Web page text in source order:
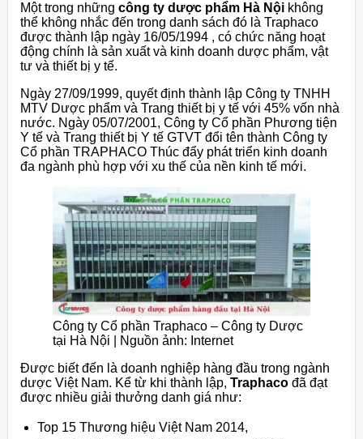
Một trong những công ty dược phẩm Hà Nội không
thể không nhắc đến trong danh sách đó là Traphaco
được thành lập ngày 16/05/1994 , có chức năng hoạt
động chính là sản xuất và kinh doanh dược phẩm, vật
tư và thiết bị y tế.
Ngày 27/09/1999, quyết định thành lập Công ty TNHH
MTV Dược phẩm và Trang thiết bị y tế với 45% vốn nhà
nước. Ngày 05/07/2001, Công ty Cổ phần Phương tiện
Y tế và Trang thiết bị Y tế GTVT đổi tên thành Công ty
Cổ phần TRAPHACO Thúc đẩy phát triển kinh doanh
đa ngành phù hợp với xu thế của nền kinh tế mới.
Công ty Cổ phần Traphaco – Công ty Dược
tại Hà Nội | Nguồn ảnh: Internet
Được biết đến là doanh nghiệp hàng đầu trong ngành
dược Việt Nam. Kể từ khi thành lập, Traphaco đã đạt
được nhiều giải thưởng danh giá như:
Top 15 Thương hiệu Việt Nam 2014,